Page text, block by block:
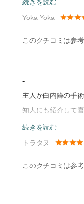
に、身構えて行っ
さんも、先生も感
続きを読む
Yoka Yoka

このクチコミは参
-
主人が白内障の手
知人にも紹介して
すが質問にも先生
所では出来ない処
（Google Mapから
続きを読む
トラタヌ

このクチコミは参